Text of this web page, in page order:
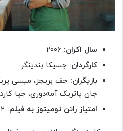
سال اکران: ۲۰۰۶
کارگردان: جسیکا بندینگر
بازیگران: جف بریجز، میسی
جان پاتریک آمه‌دوری، جیا
امتیاز راتن تومیتوز به فیلم: ۳۲